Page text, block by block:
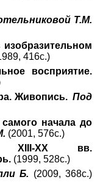
Т.М.
416с.)
восприятие.
Живопись. Под
начала до
(2001, 576с.)
XIII-XX вв.
(1999, 528с.)
Б. (2009, 368с.)